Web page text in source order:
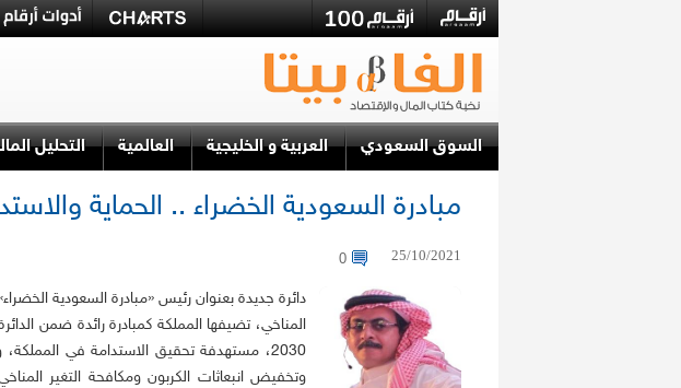
السوق السعودي العربية و الخليجية العالمية التحليل
مبادرة السعودية الخضراء .. الحماية
25/10/2021
0
دائرة جديدة بعنوان رئيس «مبادرة السعودية الخضراء»
المناخي، تضيفها المملكة كمبادرة رائدة ضمن الدائرة
2030، مستهدفة تحقيق الاستدامة في المملكة،
وتخفيض انبعاثات الكربون ومكافحة التغير